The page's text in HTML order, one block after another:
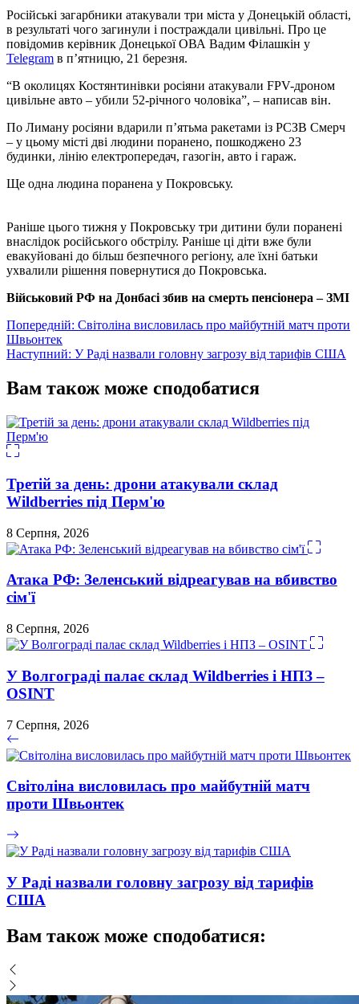
Російські загарбники атакували три міста у Донецькій області,
в результаті чого загинули і постраждали цивільні. Про це
повідомив керівник Донецької ОВА Вадим Філашкін у
Telegram в п’ятницю, 21 березня.
“В околицях Костянтинівки росіяни атакували FPV-дроном
цивільне авто – убили 52-річного чоловіка”, – написав він.
По Лиману росіяни вдарили п’ятьма ракетами із РСЗВ Смерч
– у цьому місті дві людини поранено, пошкоджено 23
будинки, лінію електропередач, газогін, авто і гараж.
Ще одна людина поранена у Покровську.
Раніше цього тижня у Покровську три дитини були поранені
внаслідок російського обстрілу. Раніше ці діти вже були
евакуйовані до більш безпечного регіону, але їхні батьки
ухвалили рішення повернутися до Покровська.
Військовий РФ на Донбасі збив на смерть пенсіонера – ЗМІ
Навігація
записів
Попередній: Світоліна висловилась про майбутній матч проти
Швьонтек
Наступний: У Раді назвали головну загрозу від тарифів США
Вам також може сподобатися
Третій за день: дрони атакували склад
Wildberries під Перм'ю
8 Серпня, 2026
Атака РФ: Зеленський відреагував на вбивство
сім'ї
8 Серпня, 2026
У Волгограді палає склад Wildberries і НПЗ –
OSINT
7 Серпня, 2026
Світоліна висловилась про майбутній матч
проти Швьонтек
У Раді назвали головну загрозу від тарифів
США
Вам також може сподобатися: